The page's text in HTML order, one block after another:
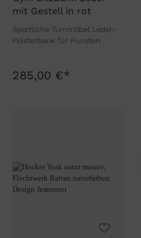
mit Gestell in rot
Sportliche Turnmöbel Leder-
Polsterbank für Puristen
285,00 €*